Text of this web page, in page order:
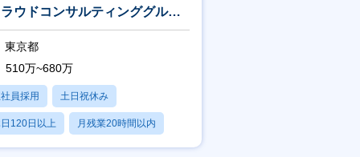
ウドコンサルティンググルー
ンジニア
東京都
510万~680万
員採用 土日祝休み
120日以上 月残業20時間以内
あり